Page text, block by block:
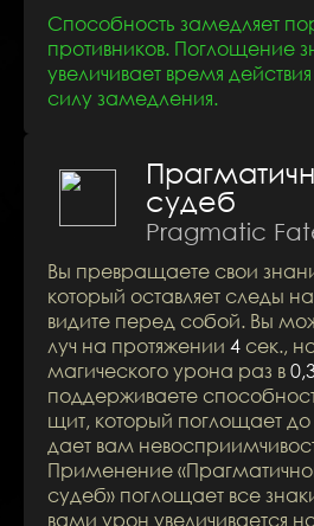
Способность замедляет
противников. Поглощение
увеличивает время
силу замедления.
судеб
Pragmatic
Вы превращаете свои
который оставляет следы
видите перед собой. Вы
луч на протяжении 4 сек.,
магического урона раз в
поддерживаете
щит, который поглощает до
дает вам
Применение
судеб» поглощает все
вами урон увеличивается